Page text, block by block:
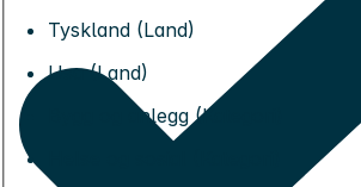
Tyskland (Land)
Usa (Land)
Bygg og anlegg (Kategori)